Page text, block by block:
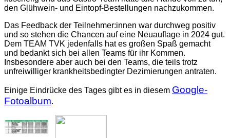
den Glühwein- und Eintopf-Bestellungen nachzukommen.
Das Feedback der Teilnehmer:innen war durchweg positiv
und so stehen die Chancen auf eine Neuauflage in 2024 gut.
Dem TEAM TVK jedenfalls hat es großen Spaß gemacht
und bedankt sich bei allen Teams für ihr Kommen.
Insbesondere aber auch bei den Teams, die teils trotz
unfreiwilliger krankheitsbedingter Dezimierungen antraten.
Einige Eindrücke des Tages gibt es in diesem Google-
Fotoalbum.